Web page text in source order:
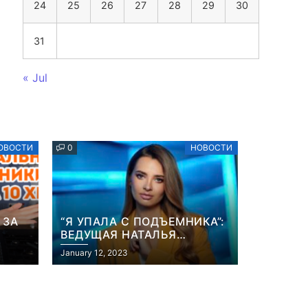
24 25 26 27 28 29 30
31
« Jul
0 НОВОСТИ
“Я УПАЛА С ПОДЪЕМНИКА”:
ВЕДУЩАЯ НАТАЛЬЯ
ОСТРОВСКАЯ РАССКАЗАЛА
О НЕПРИЯТНОМ
January 12, 2023